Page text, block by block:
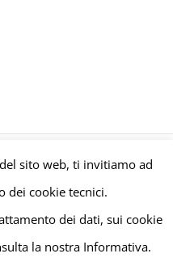
08671820010 |Privacy e
bymeltingmedia.it
YouTube
sito web, ti invitiamo ad
dei cookie tecnici.
dei dati, sui cookie
la nostra Informativa.